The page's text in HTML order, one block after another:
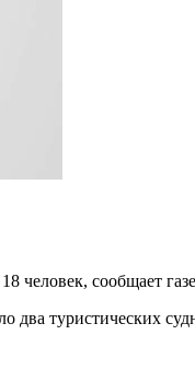
человек, сообщает
туристических